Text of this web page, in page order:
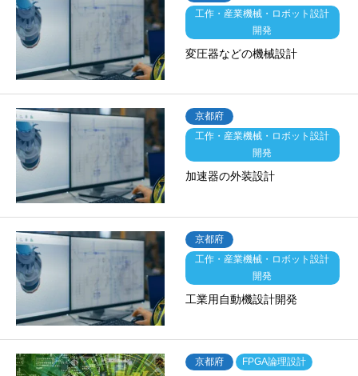
工作・産業機械・ロボット設計
開発
変圧器などの機械設計
京都府
工作・産業機械・ロボット設計
開発
加速器の外装設計
京都府
工作・産業機械・ロボット設計
開発
工業用自動機設計開発
京都府 FPGA論理設計